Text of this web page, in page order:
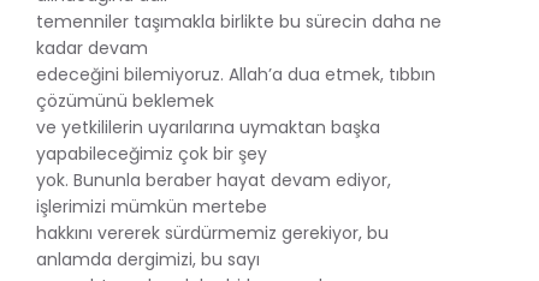
temenniler taşımakla birlikte bu sürecin daha ne
kadar devam
edeceğini bilemiyoruz. Allah’a dua etmek, tıbbın
çözümünü beklemek
ve yetkililerin uyarılarına uymaktan başka
yapabileceğimiz çok bir şey
yok. Bununla beraber hayat devam ediyor,
işlerimizi mümkün mertebe
hakkını vererek sürdürmemiz gerekiyor, bu
anlamda dergimizi, bu sayı